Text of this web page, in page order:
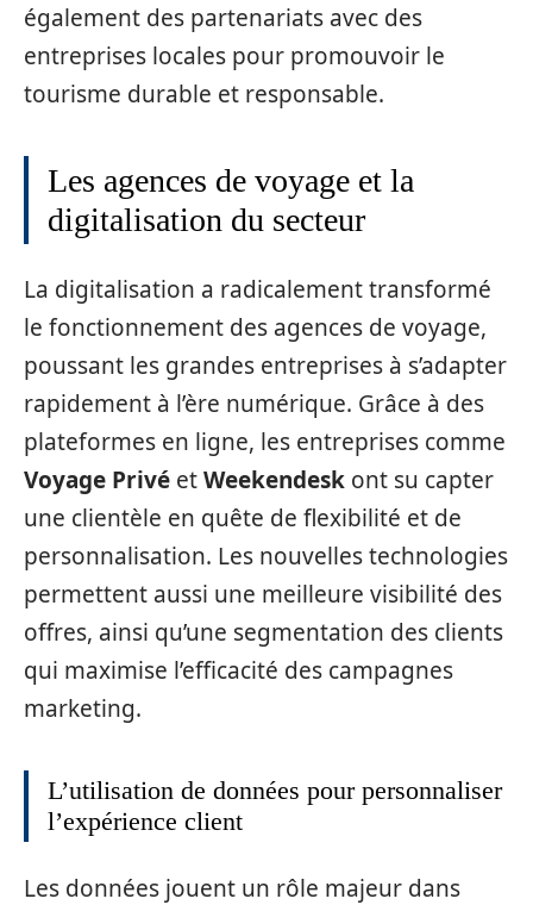
également des partenariats avec des
entreprises locales pour promouvoir le
tourisme durable et responsable.
Les agences de voyage et la
digitalisation du secteur
La digitalisation a radicalement transformé
le fonctionnement des agences de voyage,
poussant les grandes entreprises à s’adapter
rapidement à l’ère numérique. Grâce à des
plateformes en ligne, les entreprises comme
Voyage Privé etWeekendesk ont su capter
une clientèle en quête de flexibilité et de
personnalisation. Les nouvelles technologies
permettent aussi une meilleure visibilité des
offres, ainsi qu’une segmentation des clients
qui maximise l’efficacité des campagnes
marketing.
L’utilisation de données pour personnaliser
l’expérience client
Les données jouent un rôle majeur dans